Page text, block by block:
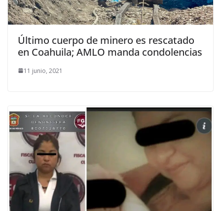
Último cuerpo de minero es rescatado
en Coahuila; AMLO manda condolencias
11 junio, 2021